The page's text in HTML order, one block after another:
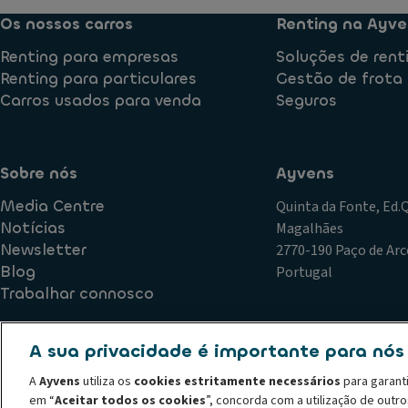
Os nossos carros
Renting para empresas
Renting para particulares
Carros usados para venda
Renting na
Soluções de
Gestão de frota
Seguros
Sobre nós
Media Centre
Notícias
Newsletter
Blog
Trabalhar connosco
Ayvens
Quinta da Fonte,
Magalhães
2770-190 Paço de
Portugal
Política de Qualidade Plano de Prevenção de Riscos de
Declaração de privacidade
Termos de utilização Política
Código de conduta
Canal de denúncias Política de
A sua privacidade é importante para nós
AAyvens utiliza os cookies estritamente necessários para
em “Aceitar todos os cookies”, concorda com a utilização de